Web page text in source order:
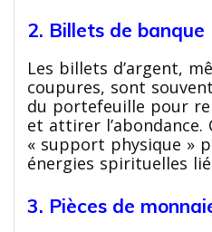
2. Billets de banque
Les billets d’argent,
coupures, sont
du portefeuille pour
et attirer l’abondance.
« support physique »
énergies spirituelles
3. Pièces de